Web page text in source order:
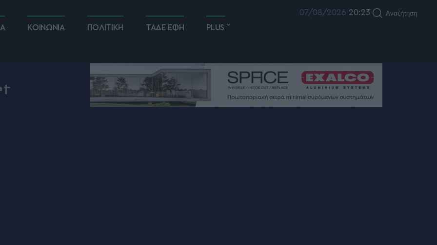
ΚΟΙΝΩΝΙΑ ΠΟΛΙΤΙΚΗ ΤΑΔΕ ΕΦΗ PLUS
07/08/2026 20:23 Αναζήτηση